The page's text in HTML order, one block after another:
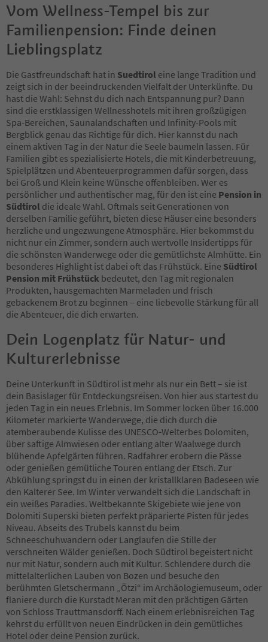
30
31
32
33
34
35
36
37
38
39
40
41
42
43
44
45
46
47
48
49
50
51
52
53
54
55
56
57
58
59
60
61
62
63
64
65
66
67
68
69
70
71
72
73
74
75
76
77
78
79
80
81
82
Vom Wellness-Tempel bis zur
Familienpension: Finde deinen
Lieblingsplatz
Die Gastfreundschaft hat in Suedtirol eine lange Tradition und
zeigt sich in der beeindruckenden Vielfalt der Unterkünfte. Du
hast die Wahl: Sehnst du dich nach Entspannung pur? Dann
sind die erstklassigen Wellnesshotels mit ihren großzügigen
Spa-Bereichen, Saunalandschaften und Infinity-Pools mit
Bergblick genau das Richtige für dich. Hier kannst du nach
einem aktiven Tag in der Natur die Seele baumeln lassen. Für
Familien gibt es spezialisierte Hotels, die mit Kinderbetreuung,
Spielplätzen und Abenteuerprogrammen dafür sorgen, dass
bei Groß und Klein keine Wünsche offenbleiben. Wer es
persönlicher und authentischer mag, für den ist eine Pension in
Südtirol die ideale Wahl. Oftmals seit Generationen von
derselben Familie geführt, bieten diese Häuser eine besonders
herzliche und ungezwungene Atmosphäre. Hier bekommst du
nicht nur ein Zimmer, sondern auch wertvolle Insidertipps für
die schönsten Wanderwege oder die gemütlichste Almhütte. Ein
besonderes Highlight ist dabei oft das Frühstück. Eine Südtirol
Pension mit Frühstück bedeutet, den Tag mit regionalen
Produkten, hausgemachten Marmeladen und frisch
gebackenem Brot zu beginnen – eine liebevolle Stärkung für all
die Abenteuer, die dich erwarten.
Dein Logenplatz für Natur- und
Kulturerlebnisse
Deine Unterkunft in Südtirol ist mehr als nur ein Bett – sie ist
dein Basislager für Entdeckungsreisen. Von hier aus startest du
jeden Tag in ein neues Erlebnis. Im Sommer locken über 16.000
Kilometer markierte Wanderwege, die dich durch die
atemberaubende Kulisse des UNESCO-Welterbes Dolomiten,
über saftige Almwiesen oder entlang alter Waalwege durch
blühende Apfelgärten führen. Radfahrer erobern die Pässe
oder genießen gemütliche Touren entlang der Etsch. Zur
Abkühlung springst du in einen der kristallklaren Badeseen wie
den Kalterer See. Im Winter verwandelt sich die Landschaft in
ein weißes Paradies. Weltbekannte Skigebiete wie jene von
Dolomiti Superski bieten perfekt präparierte Pisten für jedes
Niveau. Abseits des Trubels kannst du beim
Schneeschuhwandern oder Langlaufen die Stille der
verschneiten Wälder genießen. Doch Südtirol begeistert nicht
nur mit Natur, sondern auch mit Kultur. Schlendere durch die
mittelalterlichen Lauben von Bozen und besuche den
berühmten Gletschermann „Ötzi“ im Archäologiemuseum, oder
flaniere durch die Kurstadt Meran mit den prächtigen Gärten
von Schloss Trauttmansdorff. Nach einem erlebnisreichen Tag
kehrst du erfüllt von neuen Eindrücken in dein gemütliches
Hotel oder deine Pension zurück.